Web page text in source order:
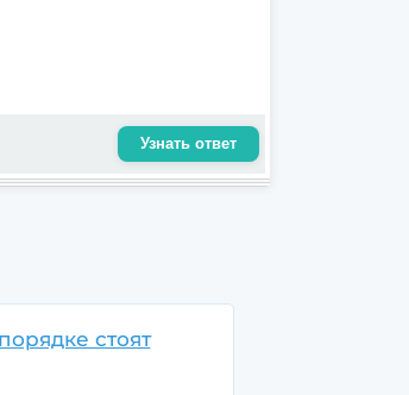
Узнать ответ
стоят